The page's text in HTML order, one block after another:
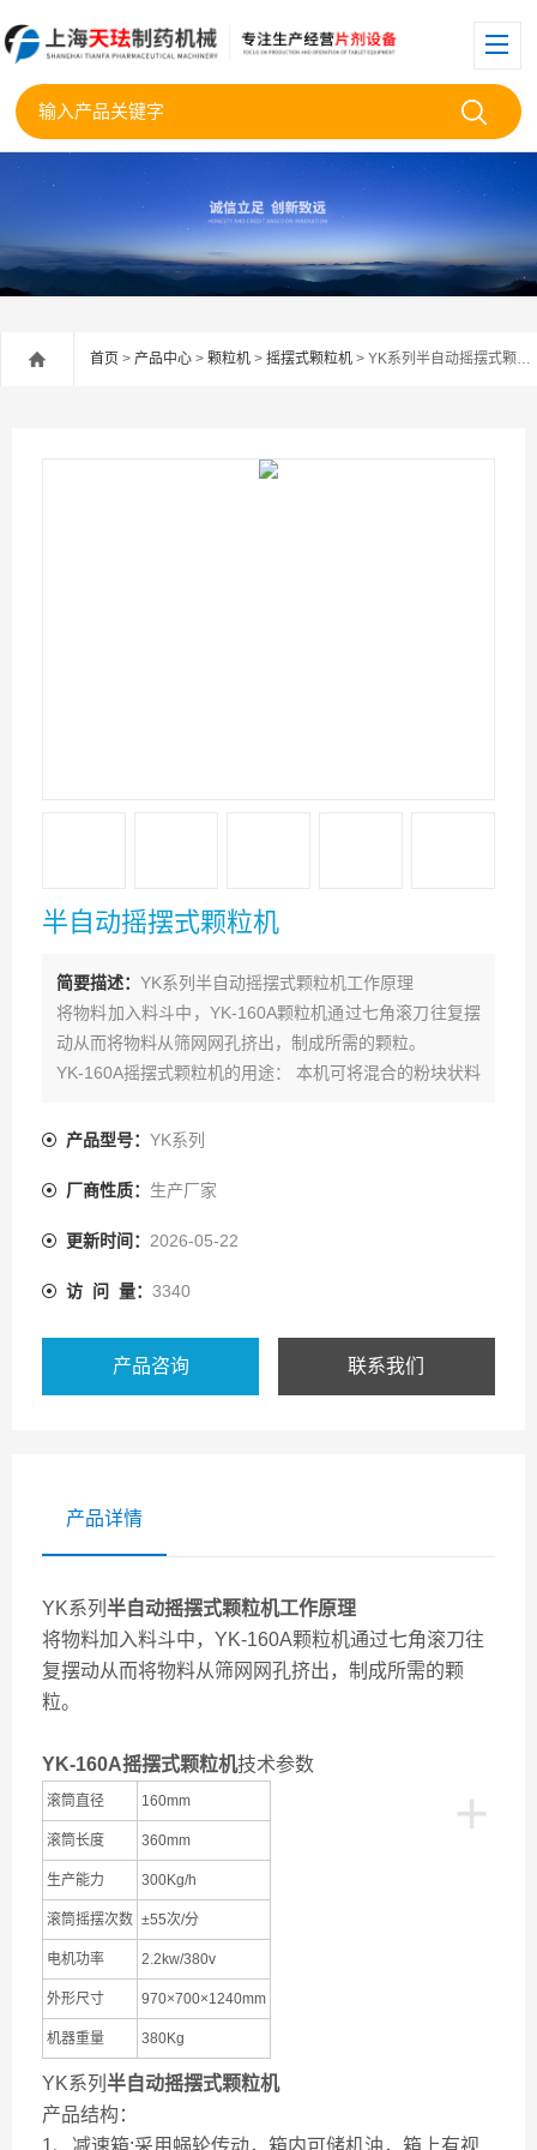
首页 > 产品中心 > 颗粒机 > 摇摆式颗粒机 > YK系列半自动摇摆式颗粒机
半自动摇摆式颗粒机
简要描述： YK系列半自动摇摆式颗粒机工作原理
将物料加入料斗中，YK-160A颗粒机通过七角滚刀往复摆
动从而将物料从筛网网孔挤出，制成所需的颗粒。
YK-160A摇摆式颗粒机的用途： 本机可将混合的粉块状料
碎，适用于制药、化工、食品工业和科研单位。
产品型号： YK系列
厂商性质： 生产厂家
更新时间： 2026-05-22
访 问 量： 3340
产品咨询 联系我们
产品详情
YK系列 半自动摇摆式颗粒机工作原理
将物料加入料斗中，YK-160A颗粒机通过七角滚刀往
复摆动从而将物料从筛网网孔挤出，制成所需的颗
粒。
YK-160A摇摆式颗粒机技术参数
+
滚筒直径 160mm
滚筒长度 360mm
生产能力 300Kg/h
滚筒摇摆次数 ±55次/分
电机功率 2.2kw/380v
外形尺寸 970×700×1240mm
机器重量 380Kg
YK系列 半自动摇摆式颗粒机
产品结构：
1、 减速箱:采用蜗轮传动，箱内可储机油，箱上有视